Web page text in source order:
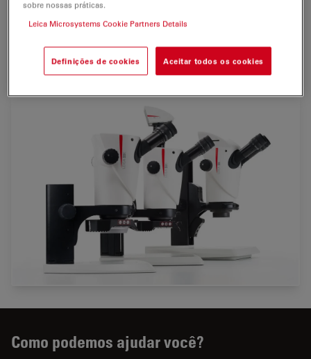
tempo na configuração do microscópio.
*comparado ao estereomicroscópios industrial padrão S6 da
Como podemos ajudar você?
sobre nossas práticas.
Leica Microsystems Cookie Partners Details
Definições de cookies Aceitar todos os cookies